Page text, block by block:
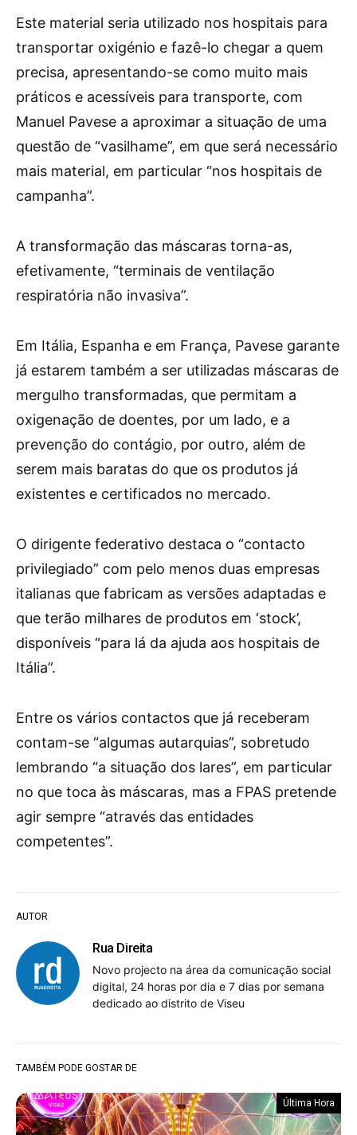
AUTOR
Rua Direita
Novo projecto na área da comunicação social
digital, 24 horas por dia e 7 dias por semana
dedicado ao distrito de Viseu
Este material seria utilizado nos hospitais para
transportar oxigénio e fazê-lo chegar a quem
precisa, apresentando-se como muito mais
práticos e acessíveis para transporte, com
Manuel Pavese a aproximar a situação de uma
questão de “vasilhame”, em que será necessário
mais material, em particular “nos hospitais de
campanha”.
A transformação das máscaras torna-as,
efetivamente, “terminais de ventilação
respiratória não invasiva”.
Em Itália, Espanha e em França, Pavese garante
já estarem também a ser utilizadas máscaras de
mergulho transformadas, que permitam a
oxigenação de doentes, por um lado, e a
prevenção do contágio, por outro, além de
serem mais baratas do que os produtos já
existentes e certificados no mercado.
O dirigente federativo destaca o “contacto
privilegiado” com pelo menos duas empresas
italianas que fabricam as versões adaptadas e
que terão milhares de produtos em ‘stock’,
disponíveis “para lá da ajuda aos hospitais de
Itália”.
Entre os vários contactos que já receberam
contam-se “algumas autarquias”, sobretudo
lembrando “a situação dos lares”, em particular
no que toca às máscaras, mas a FPAS pretende
agir sempre “através das entidades
competentes”.
TAMBÉM PODE GOSTAR DE
Última Hora